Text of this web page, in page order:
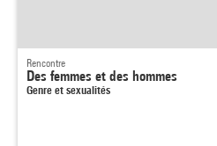
Rencontre
Des femmes et des hommes
Genre et sexualités